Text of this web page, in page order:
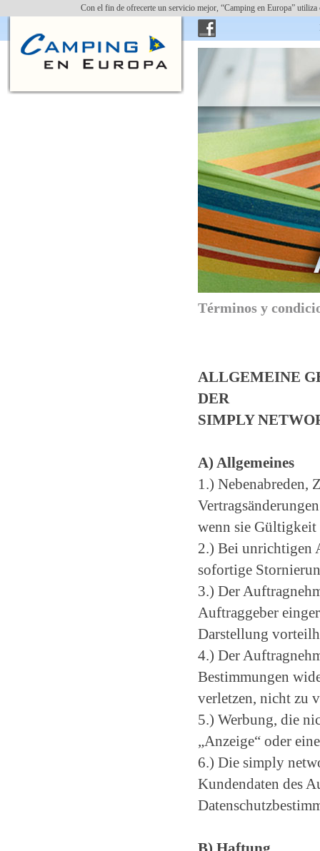
Con el fin de ofrecerte un servicio mejor, “Camping en Europa”
Términos y
ALLGEMEINE
DER
SIMPLY
A) Allgemeines
1.) Nebenabreden,
wenn sie Gültigkeit
2.) Bei unrichtigen
sofortige
3.) Der
Auftraggeber
Darstellung
4.) Der
Bestimmungen
verletzen, nicht zu
5.) Werbung, die
„Anzeige“ oder
6.) Die simply
Kundendaten des